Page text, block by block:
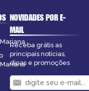
NOVIDADES POR E-
MAIL
Receba grátis as
principais notícias,
dicas e promoções